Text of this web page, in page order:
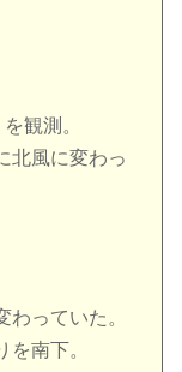
観測。
北風に変わっ
っていた。
南下。